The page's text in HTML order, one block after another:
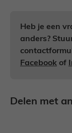
Heb je een
anders?
Facebook of
Delen met